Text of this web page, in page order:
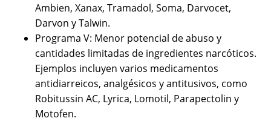
Ambien, Xanax, Tramadol, Soma, Darvocet,
Darvon y Talwin.
Programa V: Menor potencial de abuso y
cantidades limitadas de ingredientes narcóticos.
Ejemplos incluyen varios medicamentos
antidiarreicos, analgésicos y antitusivos, como
Robitussin AC, Lyrica, Lomotil, Parapectolin y
Motofen.